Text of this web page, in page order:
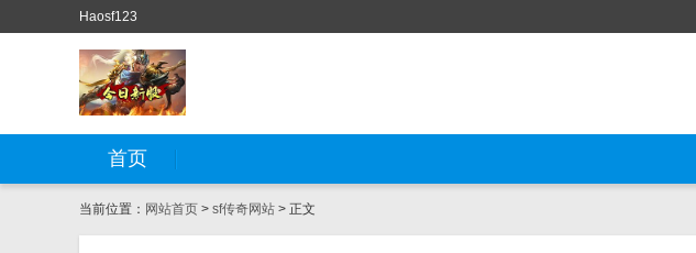
Haosf123
首页
当前位置： 网站首页 > sf传奇网站 > 正文